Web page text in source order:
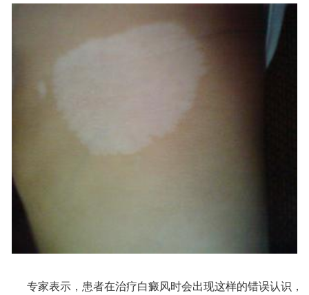
专家表示，患者在治疗白癜风时会出现这样的错误认识，